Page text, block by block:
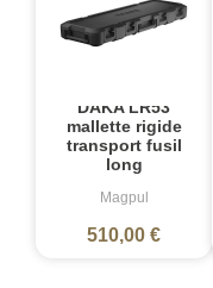
DAKA LR53
mallette rigide
transport fusil
long
Magpul
510,00 €